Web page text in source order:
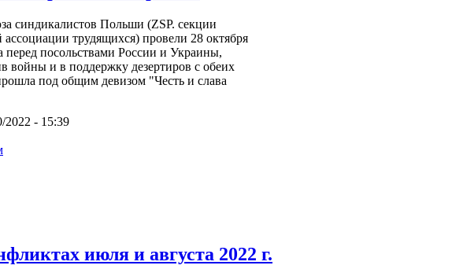
синдикалистов Польши (ZSP. секции
трудящихся) провели 28 октября
перед посольствами России и Украины,
войны и в поддержку дезертиров с обеих
под общим девизом "Честь и слава
2022 - 15:39
июля и августа 2022 г.